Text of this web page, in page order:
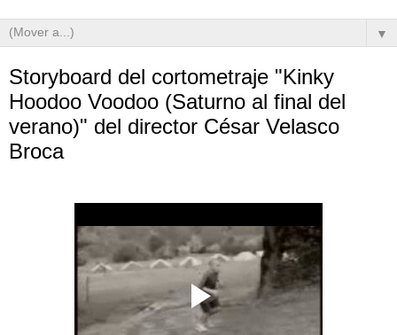
▼
Storyboard del cortometraje "Kinky
Hoodoo Voodoo (Saturno al final del
verano)" del director César Velasco
Broca